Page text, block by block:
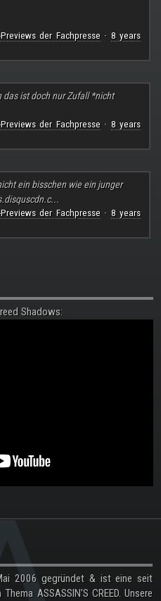
der Fachpresse· 8 years
das ist doch nur Zufall *nicht
der Fachpresse· 8 years
ein bisschen wie ein junger
der Fachpresse· 8 years
Shadows:
Mai 2006 gegründet & ist eine seit
ASSASSIN'S CREED. Unsere